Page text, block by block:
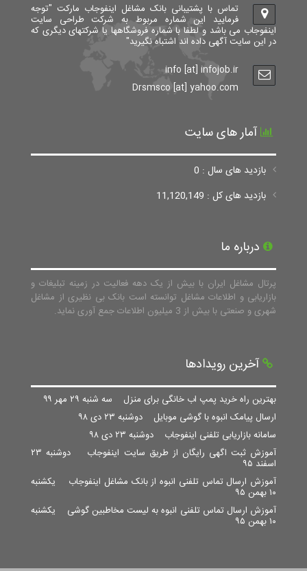
تماس با پشتیبانی بانک مشاغل اینفوجاب مارکت "توجه
فرمایید این شماره مربوط به شرکت طراحی سایت
اینفوجاب می باشد و لطفا با شماره فروشگاهها یا شرکتهای دیگری که
در این سایت آگهی داده اند اشتباه نگیرید"
info [at] infojob.ir
Drsmsco [at] yahoo.com
آمار های سایت
بازدید های سال : 0
بازدید های کل : 11,120,149
درباره ما
پرتال مشاغل ایران با بیش از یک دهه فعالیت در زمینه تبلیغات و
بازاریابی و اطلاعات مشاغل توانسته است بانک بی نظیری از مشاغل
شهری و صنعتی با بیش از 3 میلیون اطلاعات جمع آوری نماید.
آخرین رویدادها
بهترین راه خرید پمپ اب خانگی برای منزل سه شنبه ۲۹ مهر ۹۹
ارسال پیامک انبوه با گوشی موبایل دوشنبه ۲۳ دی ۹۸
سامانه بازاریابی تلفنی اینفوجاب دوشنبه ۲۳ دی ۹۸
آموزش ثبت اگهی رایگان از طریق سایت اینفوجاب
دوشنبه ۲۳
اسفند ۹۵
آموزش ارسال تماس تلفنی انبوه از بانک مشاغل اینفوجاب یکشنبه
۱۰ بهمن ۹۵
آموزش ارسال تماس تلفنی انبوه به لیست مخاطبین گوشی یکشنبه
۱۰ بهمن ۹۵